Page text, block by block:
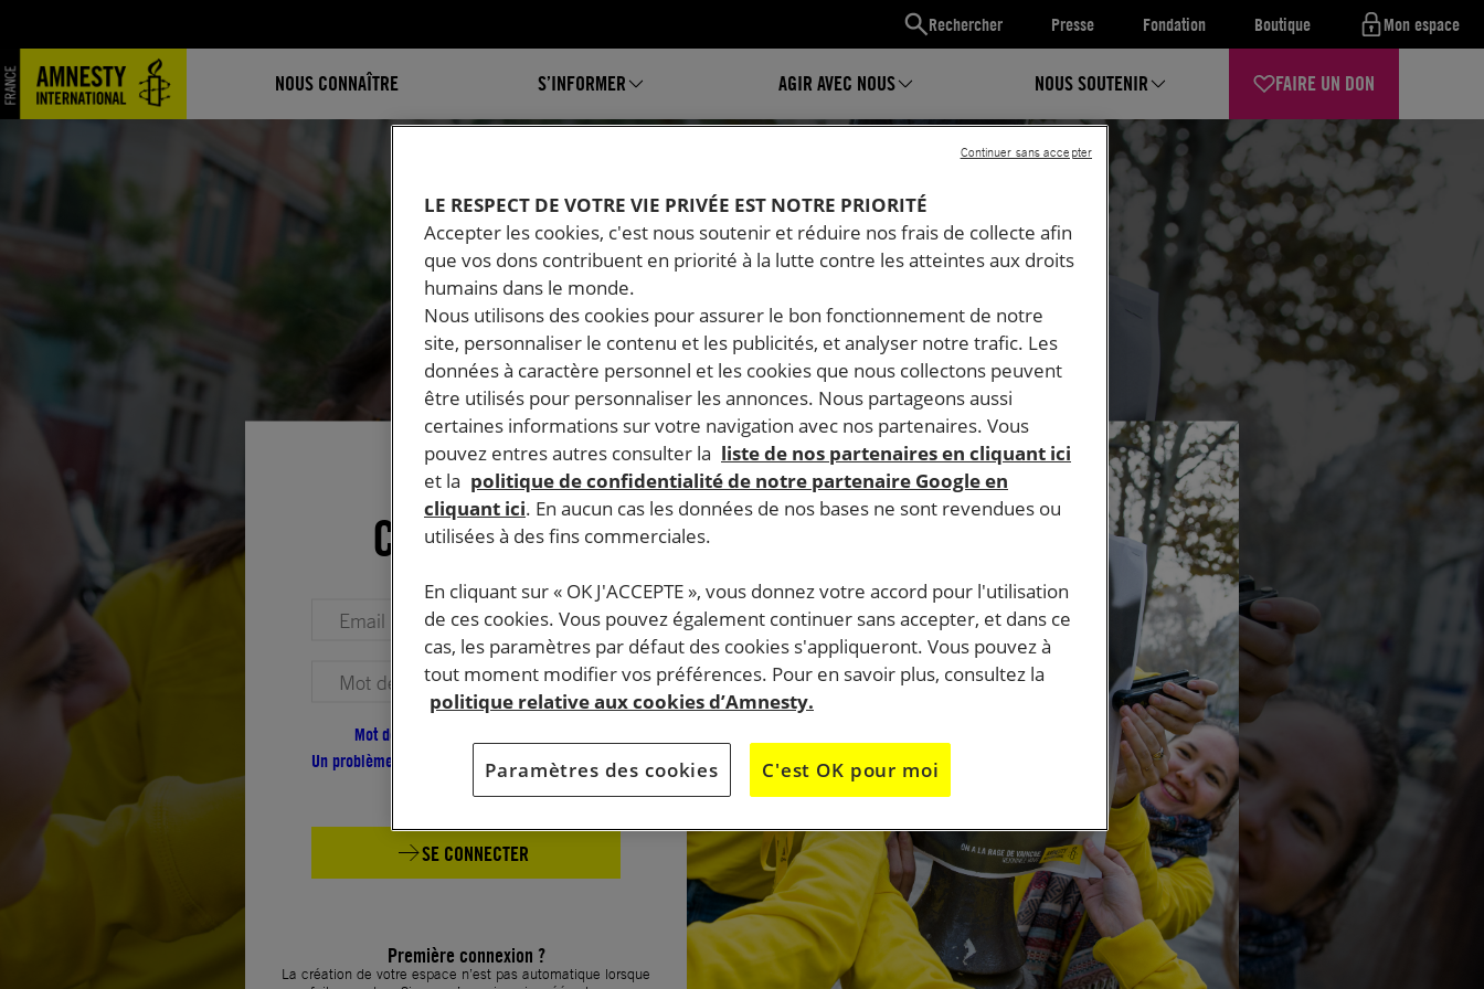
Rechercher Presse Fondation Boutique Mon espace
NOUS CONNAÎTRE S’INFORMER AGIR AVEC NOUS NOUS SOUTENIR FAIRE UN DON
Mon espace
Connexion
Votre adresse email (obligatoire)
Votre mot de passe (obligatoire)
Mot de passe oublié ?
Un problème de connexion ?
SE CONNECTER
Première connexion ?
La création de votre espace n’est pas automatique lorsque
LE RESPECT DE VOTRE VIE PRIVÉE EST NOTRE PRIORITÉ
Accepter les cookies, c'est nous soutenir et réduire nos frais de collecte afin
que vos dons contribuent en priorité à la lutte contre les atteintes aux droits
humains dans le monde.
Nous utilisons des cookies pour assurer le bon fonctionnement de notre
site, personnaliser le contenu et les publicités, et analyser notre trafic. Les
données à caractère personnel et les cookies que nous collectons peuvent
être utilisés pour personnaliser les annonces. Nous partageons aussi
certaines informations sur votre navigation avec nos partenaires. Vous
pouvez entres autres consulter la liste de nos partenaires en cliquant ici
et la politique de confidentialité de notre partenaire Google en
cliquant ici. En aucun cas les données de nos bases ne sont revendues ou
utilisées à des fins commerciales.
En cliquant sur « OK J'ACCEPTE », vous donnez votre accord pour l'utilisation
de ces cookies. Vous pouvez également continuer sans accepter, et dans ce
cas, les paramètres par défaut des cookies s'appliqueront. Vous pouvez à
tout moment modifier vos préférences. Pour en savoir plus, consultez la
politique relative aux cookies d’Amnesty.
Paramètres des cookies C'est OK pour moi
Continuer sans accepter